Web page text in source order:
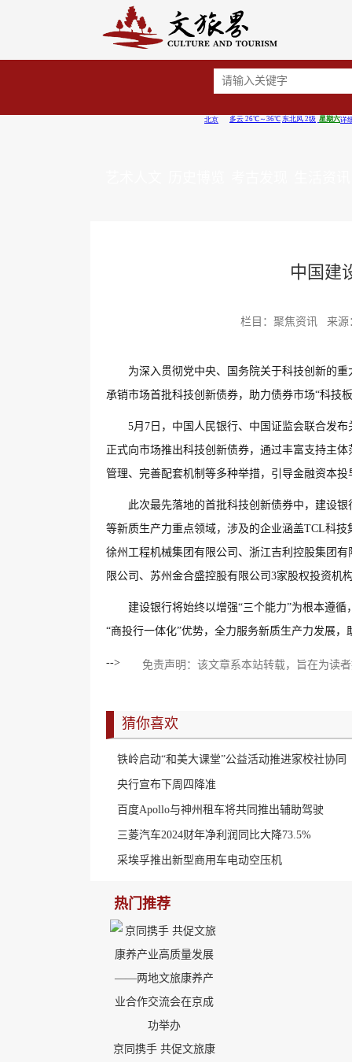
中国建
栏目：聚焦资讯 来源
为深入贯彻党中央、国务院关于科技创新的
承销市场首批科技创新债券，助力债券市场“科技
5月7日，中国人民银行、中国证监会联合发
正式向市场推出科技创新债券，通过丰富支持主
管理、完善配套机制等多种举措，引导金融资本
此次最先落地的首批科技创新债券中，建设
等新质生产力重点领域，涉及的企业涵盖TCL科
徐州工程机械集团有限公司、浙江吉利控股集团
限公司、苏州金合盛控股有限公司3家股权投资机
建设银行将始终以增强“三个能力”为根本遵
“商投行一体化”优势，全力服务新质生产力发展
--> 免责声明：该文章系本站转载，旨在为读
猜你喜欢
铁岭启动“和美大课堂”公益活动推进家校社协同
央行宣布下周四降准
百度Apollo与神州租车将共同推出辅助驾驶
三菱汽车2024财年净利润同比大降73.5%
采埃孚推出新型商用车电动空压机
热门推荐
京同携手 共促文旅康